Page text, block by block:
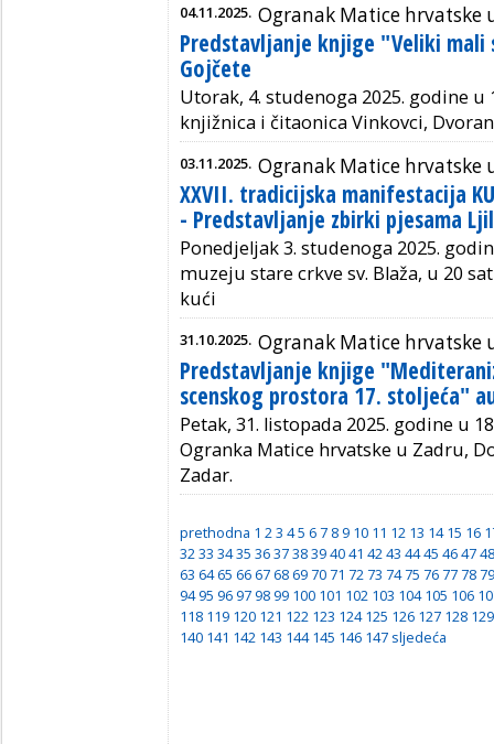
04.11.2025. Ogranak Matice hrvatske
Predstavljanje knjige "Veliki
Gojčete
Utorak, 4. studenoga 2025. godine u
knjižnica i čitaonica Vinkovci,
03.11.2025. Ogranak Matice hrvatske
XXVII. tradicijska manifestacija
- Predstavljanje zbirki pjesama
Ponedjeljak 3. studenoga 2025.
muzeju stare crkve sv. Blaža, u 20
kući
31.10.2025. Ogranak Matice hrvatske
Predstavljanje knjige
scenskog prostora 17. stoljeća"
Petak, 31. listopada 2025. godine u
Ogranka Matice hrvatske u Zadru,
Zadar.
prethodna 1 23 45 6 7 8 9 10 11 12 13 14 15 16
3233 3435 363738394041 4243 4445 464748
63 64 65 66 67 68 69 70 71 72 73 74 75 76 77 78 79
94 95 96 97 98 99 100 101 102 103 104 105 106
118 119 120 121 122 123 124 125 126 127 128 129
140 141 142 143 144 145 146 147 sljedeća